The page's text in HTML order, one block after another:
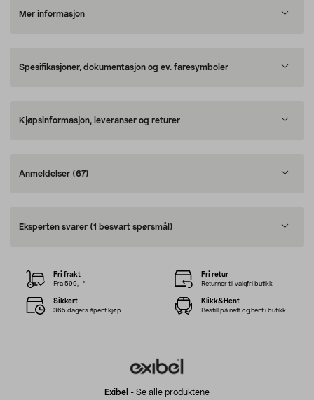
Mer informasjon
Spesifikasjoner, dokumentasjon og ev. faresymboler
Kjøpsinformasjon, leveranser og returer
Anmeldelser (67)
Eksperten svarer (1 besvart spørsmål)
Exibel - Se alle produktene
Fri frakt
Fra 599,–*
Fri retur
Returner til valgfri butikk
Sikkert
365 dagers åpent kjøp
Klikk&Hent
Bestill på nett og hent i butikk